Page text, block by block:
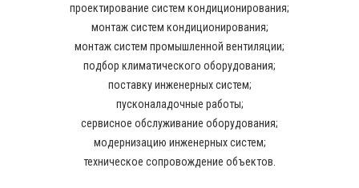
проектирование систем кондиционирования;
монтаж систем кондиционирования;
монтаж систем промышленной вентиляции;
подбор климатического оборудования;
поставку инженерных систем;
пусконаладочные работы;
сервисное обслуживание оборудования;
модернизацию инженерных систем;
техническое сопровождение объектов.